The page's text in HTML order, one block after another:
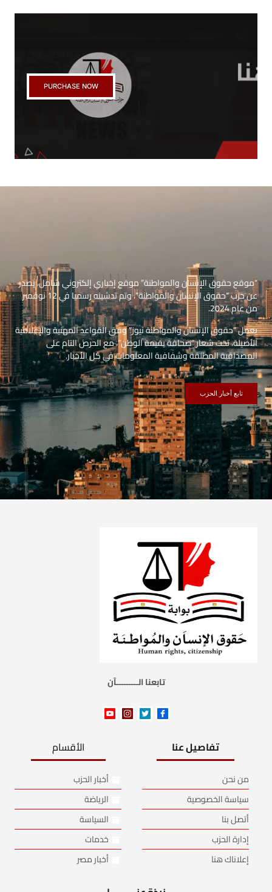
PURCHASE NOW
“موقع حقوق الإنسان والمواطنة” موقع إخباري إلكتروني شامل، يصدر
عن حزب “حقوق الإنسان والمواطنة”، وتم تدشينه رسميا في 12 نوفمبر
من عام 2024.
يعمل “حقوق الإنسان والمواطنة نيوز” وفق القواعد المهنية والإعلامية
الأصيلة، تحت شعار “صحافة بقيمة الوطن”، مع الحرص التام على
المصداقية المطلقة وشفافية المعلومات في كل الأخبار.
تابع أخبار الحزب
تابعنا الـــــــــآن
تفاصيل عنا
من نحن
سياسة الخصوصية
أتصل بنا
إدارة الحزب
إعلاناك هنا
الأقسام
أخبار الحزب
الرياضة
السياسة
خدمات
أخبار مصر